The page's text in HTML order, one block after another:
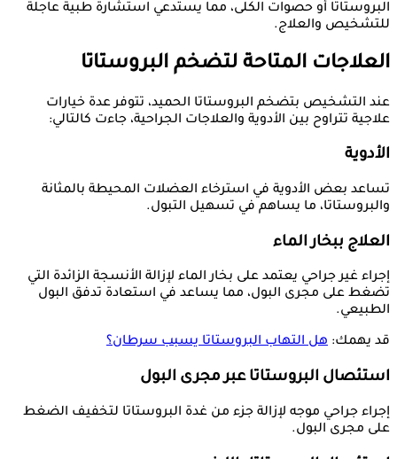
البروستاتا أو حصوات الكلى، مما يستدعي استشارة طبية عاجلة
للتشخيص والعلاج.
العلاجات المتاحة لتضخم البروستاتا
عند التشخيص بتضخم البروستاتا الحميد، تتوفر عدة خيارات
علاجية تتراوح بين الأدوية والعلاجات الجراحية، جاءت كالتالي:
الأدوية
تساعد بعض الأدوية في استرخاء العضلات المحيطة بالمثانة
والبروستاتا، ما يساهم في تسهيل التبول.
العلاج ببخار الماء
إجراء غير جراحي يعتمد على بخار الماء لإزالة الأنسجة الزائدة التي
تضغط على مجرى البول، مما يساعد في استعادة تدفق البول
الطبيعي.
قد يهمك: هل التهاب البروستاتا يسبب سرطان؟
استئصال البروستاتا عبر مجرى البول
إجراء جراحي موجه لإزالة جزء من غدة البروستاتا لتخفيف الضغط
على مجرى البول.